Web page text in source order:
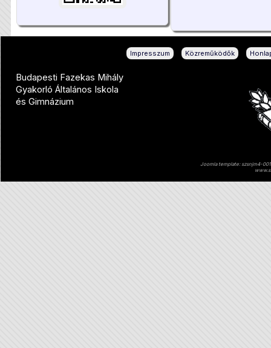
Impresszum Közreműködők
Budapesti Fazekas Mihály
Gyakorló Általános Iskola
és Gimnázium
Joomla template: szsnjm4-